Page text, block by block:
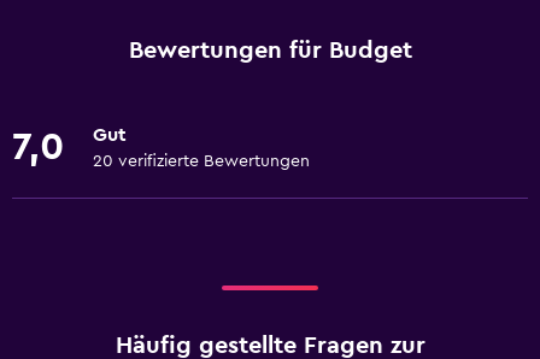
Bewertungen für Budget
7,0 Gut
20 verifizierte Bewertungen
Häufig gestellte Fragen zur